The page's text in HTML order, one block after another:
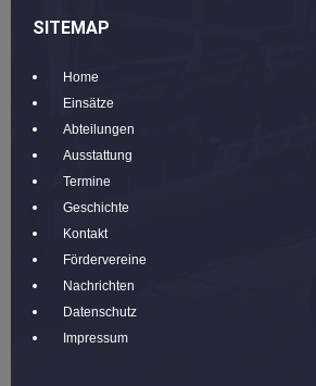
SITEMAP
Home
Einsätze
Abteilungen
Ausstattung
Termine
Geschichte
Kontakt
Fördervereine
Nachrichten
Datenschutz
Impressum